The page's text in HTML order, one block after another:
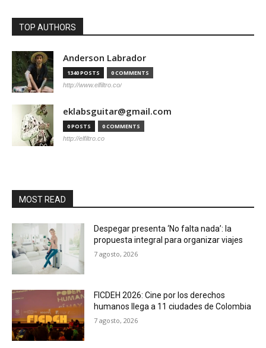
TOP AUTHORS
Anderson Labrador
1340 POSTS 0 COMMENTS
http://www.elfiltro.co/
eklabsguitar@gmail.com
0 POSTS 0 COMMENTS
http://elfiltro.co
MOST READ
Despegar presenta ‘No falta nada’: la
propuesta integral para organizar viajes
7 agosto, 2026
FICDEH 2026: Cine por los derechos
humanos llega a 11 ciudades de Colombia
7 agosto, 2026